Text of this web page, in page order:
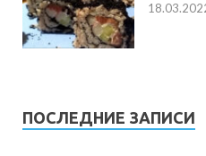
ПОСЛЕДНИЕ ЗАПИСИ